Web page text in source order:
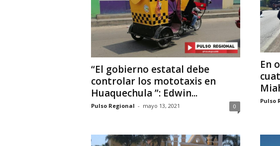
“El gobierno estatal debe
controlar los mototaxis en
Huaquechula ”: Edwin...
Pulso Regional - mayo 13, 2021 0
En
Pulso